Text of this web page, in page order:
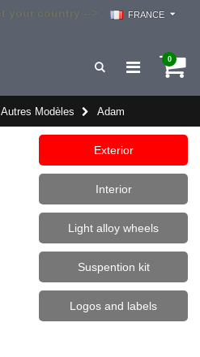
FRANCE
0
Autres Modèles Adam
Exterior
Interior
Light alloy wheels
Suspention kit
Logos and labels